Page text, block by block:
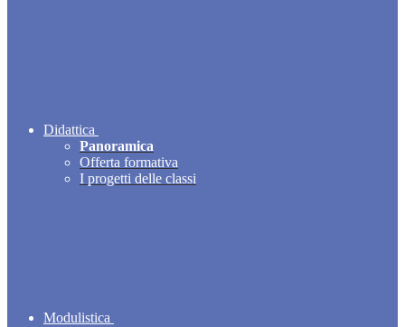
Didattica
Panoramica
Offerta formativa
I progetti delle classi
Modulistica